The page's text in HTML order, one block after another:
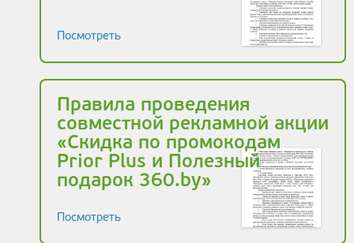
Посмотреть
Правила проведения
совместной рекламной акции
«Скидка по промокодам
Prior Plus и Полезный
подарок 360.by»
Посмотреть